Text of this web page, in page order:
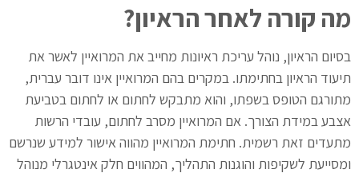
מה קורה לאחר הראיון?
בסיום הראיון, נוהל עריכת ראיונות מחייב את המרואיין לאשר את
תיעוד הראיון בחתימתו. במקרים בהם המרואיין אינו דובר עברית,
מתורגם הטופס בשפתו, והוא מתבקש לחתום או לחתום בטביעת
אצבע במידת הצורך. אם המרואיין מסרב לחתום, עובדי הרשות
מתעדים זאת רשמית. חתימת המרואיין מהווה אישור למידע שנרשם
ומסייעת לשקיפות והוגנות התהליך, המהווים חלק אינטגרלי מנוהל